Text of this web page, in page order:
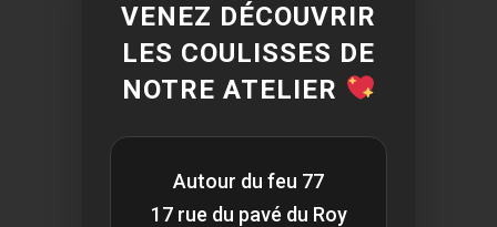
VENEZ DÉCOUVRIR
LES COULISSES DE
NOTRE ATELIER
Autour du feu 77
17 rue du pavé du Roy